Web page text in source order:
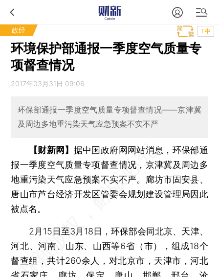
政经 T中
环境保护部通报一季度空气质量专
项督查情况
2017年03月31日 09:06
环保部通报一季度空气质量专项督查情况——京津冀
及周边多地重污染天气应急预案不实不严
【财新网】 据中国政府网网站消息，环保部通
报一季度空气质量专项督查情况，京津冀及周边多
地重污染天气应急预案不实不严。廊坊市固安县、
唐山市芦台经济开发区管委会规划建设管理局因此
被点名。
2月15日至3月18日，环保部会同北京、天津、
河北、河南、山东、山西等6省（市），组成18个
督查组，共计260余人，对北京市，天津市，河北